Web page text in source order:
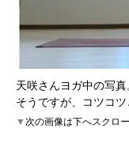
天咲さんヨガ中の写
そうですが、コツコツ
▼次の画像は下へスクロ